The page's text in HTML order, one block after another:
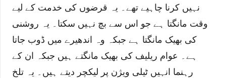
نہیں کرنا چاہیے تھے۔ یہ قرضوں کی خدمت کے لیے
وقت مانگتا ہے جو اس سے بچ نہیں سکتا۔ یہ روشنی
کی بھیک مانگتا ہے جبکہ وہ اندھیرے میں ڈوب جاتا
ہے۔ عوام ریلیف کی بھیک مانگتے ہیں جبکہ ان کے
رہنما انہیں ٹیلی ویژن پر لیکچر دیتے ہیں۔ یہ تلخ